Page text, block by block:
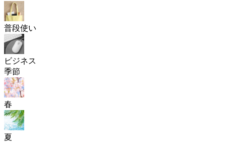
普段使い
ビジネス
季節
春
夏